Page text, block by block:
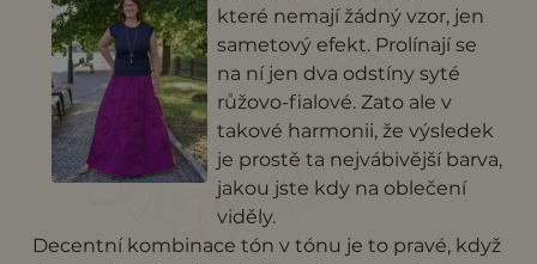
které nemají žádný vzor, jen
sametový efekt. Prolínají se
na ní jen dva odstíny syté
růžovo-fialové. Zato ale v
takové harmonii, že výsledek
je prostě ta nejvábivější barva,
jakou jste kdy na oblečení
viděly.
Decentní kombinace tón v tónu je to pravé, když